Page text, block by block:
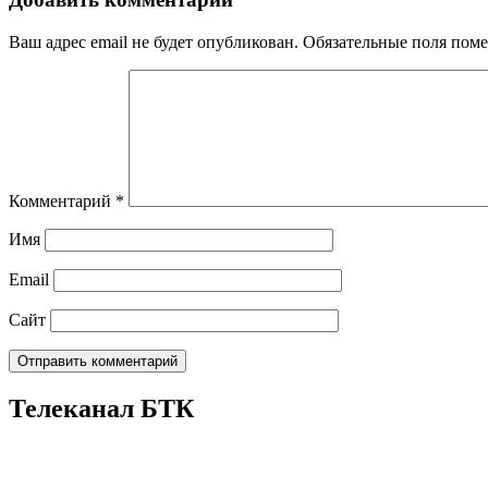
Ваш адрес email не будет опубликован. Обязательные поля
Комментарий *
Имя
Email
Сайт
Телеканал БТК